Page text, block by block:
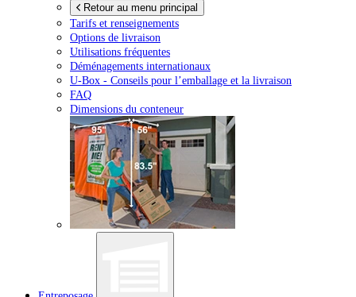
Retour au menu principal
Tarifs et renseignements
Options de livraison
Utilisations fréquentes
Déménagements internationaux
U-Box - Conseils pour l’emballage et la livraison
FAQ
Dimensions du conteneur